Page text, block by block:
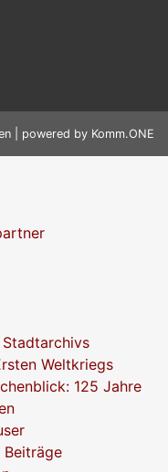
| powered by Komm.ONE
Weltkriegs
125 Jahre
Beiträge